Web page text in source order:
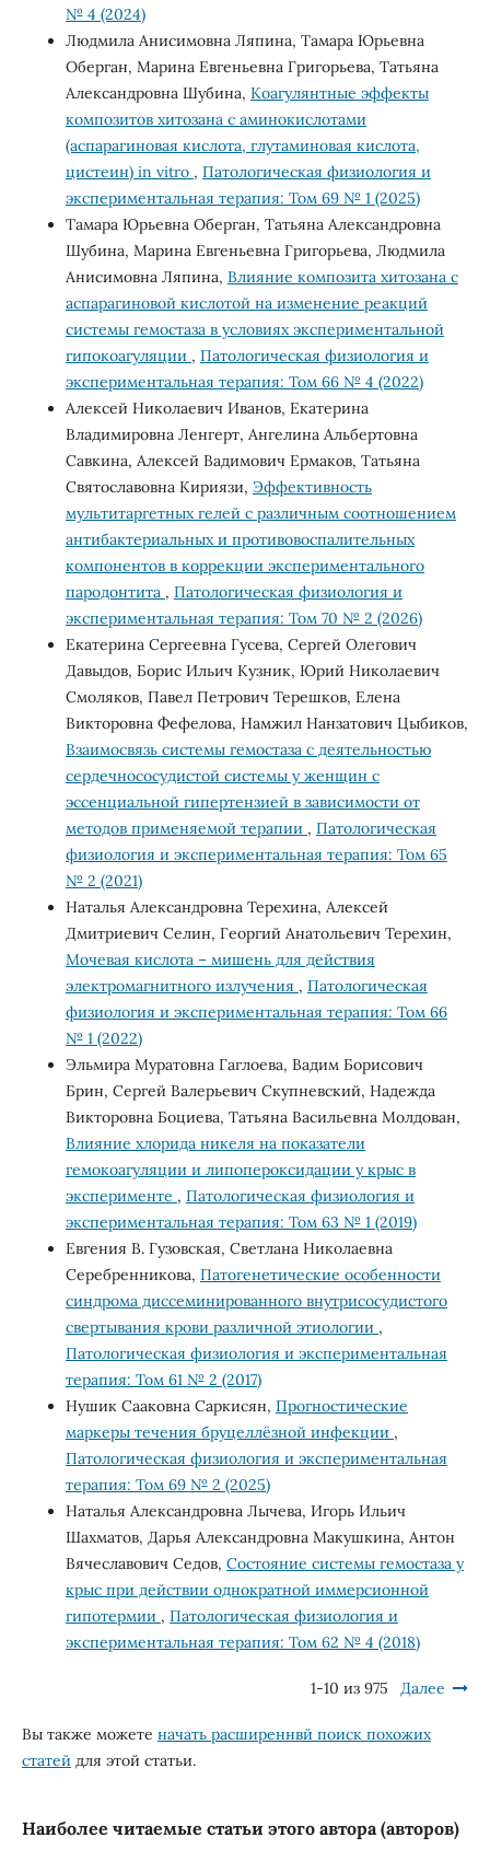
№ 4 (2024)
Людмила Анисимовна Ляпина, Тамара Юрьевна
Оберган, Марина Евгеньевна Григорьева, Татьяна
Александровна Шубина, Коагулянтные эффекты
композитов хитозана с аминокислотами
(аспарагиновая кислота, глутаминовая кислота,
цистеин) in vitro , Патологическая физиология и
экспериментальная терапия: Том 69 № 1 (2025)
Тамара Юрьевна Оберган, Татьяна Александровна
Шубина, Марина Евгеньевна Григорьева, Людмила
Анисимовна Ляпина, Влияние композита хитозана с
аспарагиновой кислотой на изменение реакций
системы гемостаза в условиях экспериментальной
гипокоагуляции , Патологическая физиология и
экспериментальная терапия: Том 66 № 4 (2022)
Алексей Николаевич Иванов, Екатерина
Владимировна Ленгерт, Ангелина Альбертовна
Савкина, Алексей Вадимович Ермаков, Татьяна
Святославовна Кириязи, Эффективность
мультитаргетных гелей с различным соотношением
антибактериальных и противовоспалительных
компонентов в коррекции экспериментального
пародонтита , Патологическая физиология и
экспериментальная терапия: Том 70 № 2 (2026)
Екатерина Сергеевна Гусева, Сергей Олегович
Давыдов, Борис Ильич Кузник, Юрий Николаевич
Смоляков, Павел Петрович Терешков, Елена
Викторовна Фефелова, Намжил Нанзатович Цыбиков,
Взаимосвязь системы гемостаза с деятельностью
сердечнососудистой системы у женщин с
эссенциальной гипертензией в зависимости от
методов применяемой терапии , Патологическая
физиология и экспериментальная терапия: Том 65
№ 2 (2021)
Наталья Александровна Терехина, Алексей
Дмитриевич Селин, Георгий Анатольевич Терехин,
Мочевая кислота – мишень для действия
электромагнитного излучения , Патологическая
физиология и экспериментальная терапия: Том 66
№ 1 (2022)
Эльмира Муратовна Гаглоева, Вадим Борисович
Брин, Сергей Валерьевич Скупневский, Надежда
Викторовна Боциева, Татьяна Васильевна Молдован,
Влияние хлорида никеля на показатели
гемокоагуляции и липопероксидации у крыс в
эксперименте , Патологическая физиология и
экспериментальная терапия: Том 63 № 1 (2019)
Евгения В. Гузовская, Светлана Николаевна
Серебренникова, Патогенетические особенности
синдрома диссеминированного внутрисосудистого
свертывания крови различной этиологии ,
Патологическая физиология и экспериментальная
терапия: Том 61 № 2 (2017)
Нушик Сааковна Саркисян, Прогностические
маркеры течения бруцеллёзной инфекции ,
Патологическая физиология и экспериментальная
терапия: Том 69 № 2 (2025)
Наталья Александровна Лычева, Игорь Ильич
Шахматов, Дарья Александровна Макушкина, Антон
Вячеславович Седов, Состояние системы гемостаза у
крыс при действии однократной иммерсионной
гипотермии , Патологическая физиология и
экспериментальная терапия: Том 62 № 4 (2018)
1-10 из 975 Далее
Вы также можете начать расширеннвй поиск похожих
статей для этой статьи.
Наиболее читаемые статьи этого автора (авторов)